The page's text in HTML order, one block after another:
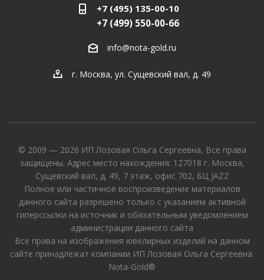
+7 (495) 135-00-10
+7 (499) 550-00-66
info@nota-gold.ru
г. Москва, ул. Сущевский вал, д. 49
© 2009 — 2026 ИП Лозовая Ольга Сергеевна, Все права
защищены. Адрес место нахождения: 127018 г. Москва,
Сущевский вал, д. 49, 7 этаж, офис 702, БЦ JAZZ
Полное или частичное воспроизведение материалов
данного сайта разрешено только с указанием активной
гиперссылки на источник и обязательным уведомлением
администрации данного сайта
Все права на изображения ювелирных изделий на данном
сайте принадлежат компании ИП Лозовая Ольга Сергеевна.
Nota-Gold®